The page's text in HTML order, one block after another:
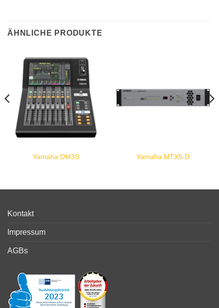
ÄHNLICHE PRODUKTE
Yamaha DM3S Yamaha MTX5-D
Kontakt
Impressum
AGBs